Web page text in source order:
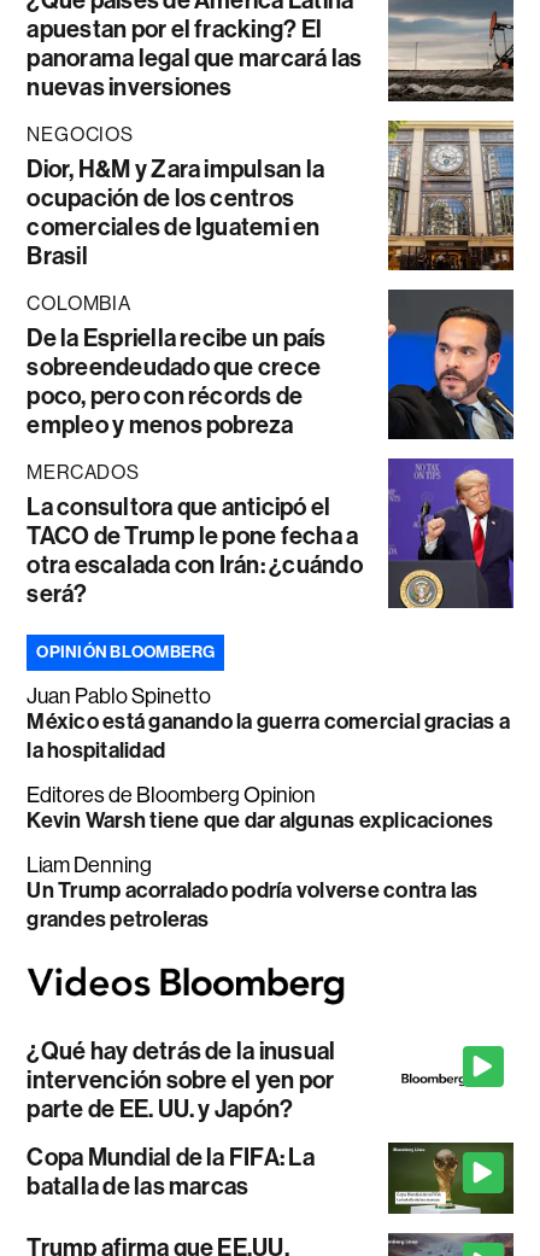
apuestan por el fracking? El
panorama legal que marcará las
nuevas inversiones
NEGOCIOS
Dior, H&M y Zara impulsan la
ocupación de los centros
comerciales de Iguatemi en
Brasil
COLOMBIA
De la Espriella recibe un país
sobreendeudado que crece
poco, pero con récords de
empleo y menos pobreza
MERCADOS
La consultora que anticipó el
TACO de Trump le pone fecha a
otra escalada con Irán: ¿cuándo
será?
OPINIÓN BLOOMBERG
Juan Pablo Spinetto
México está ganando la guerra comercial gracias a
la hospitalidad
Editores de Bloomberg Opinion
Kevin Warsh tiene que dar algunas explicaciones
Liam Denning
Un Trump acorralado podría volverse contra las
grandes petroleras
¿Qué hay detrás de la inusual
intervención sobre el yen por
parte de EE. UU. y Japón?
Copa Mundial de la FIFA: La
batalla de las marcas
Trump afirma que EE.UU.